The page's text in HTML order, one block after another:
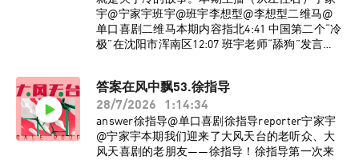
宇@宁家宇班宇@班宇李想型@李想型二维马@
单口喜剧二维马本期内容指北4:41 中国第二个“冷
极”在沈阳市浑南区12:07 班宇老师“舔狗”发言
地“霸凌”韩国交换生51:50 秋裤词源考56:52 用
《白象》“打窝”60:00 差点淹死，但情绪稳定
81:01 学历造假的人不建议出轨84:02 一招让姐妹
们谈上真男大92:53 辛爽是美甲爱好者95:45 太能
共情，以至于看奥特曼看哭了100:19 脱口秀和文
答案在风中飘53.徐指导
28/7/2026
1:14:34
answer徐指导@单口喜剧徐指导reporter宁家宇
@宁家宇本期我们迎来了大风天台的老听众、大
风天喜剧的老朋友——徐指导！徐指导第一次来